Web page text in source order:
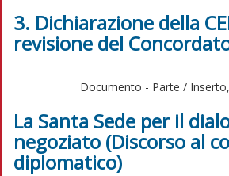
3. Dichiarazione della
revisione del
Documento - Parte /
La Santa Sede per il
negoziato (Discorso al
diplomatico)